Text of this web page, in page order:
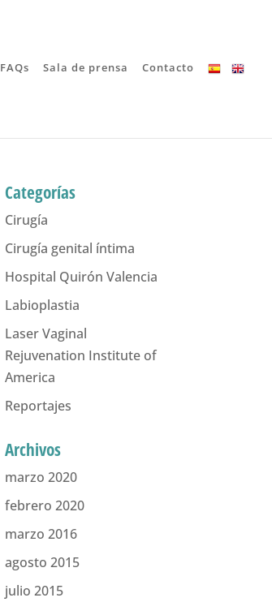
FAQs Sala de prensa Contacto
Categorías
Cirugía
Cirugía genital íntima
Hospital Quirón Valencia
Labioplastia
Laser Vaginal
Rejuvenation Institute of
America
Reportajes
Archivos
marzo 2020
febrero 2020
marzo 2016
agosto 2015
julio 2015